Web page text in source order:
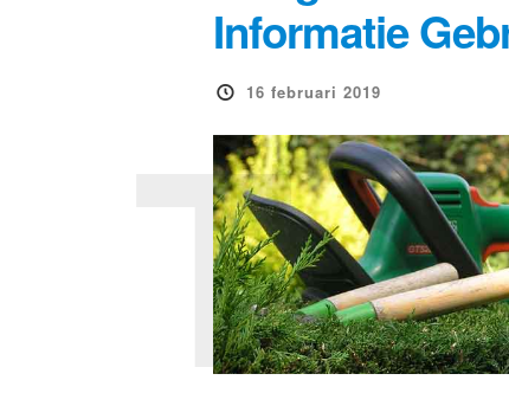
Informatie
16 februari 2019
T